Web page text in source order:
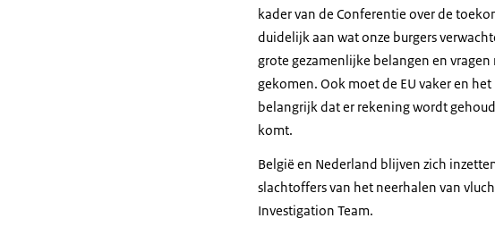
kader van de Conferentie over de
duidelijk aan wat onze burgers
grote gezamenlijke belangen en
gekomen. Ook moet de EU vaker en
belangrijk dat er rekening wordt
komt.
België en Nederland blijven zich
slachtoffers van het neerhalen van
Investigation Team.